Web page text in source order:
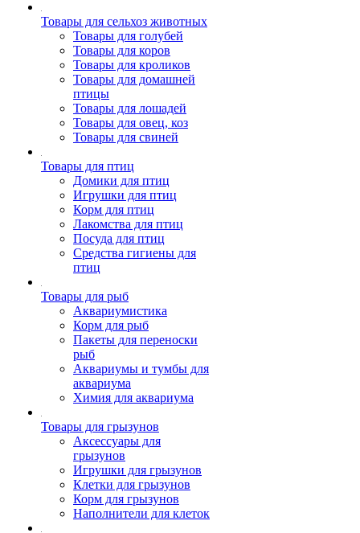
Товары для сельхоз животных
Товары для голубей
Товары для коров
Товары для кроликов
Товары для домашней
птицы
Товары для лошадей
Товары для овец, коз
Товары для свиней
Товары для птиц
Домики для птиц
Игрушки для птиц
Корм для птиц
Лакомства для птиц
Посуда для птиц
Средства гигиены для
птиц
Товары для рыб
Аквариумистика
Корм для рыб
Пакеты для переноски
рыб
Аквариумы и тумбы для
аквариума
Химия для аквариума
Товары для грызунов
Аксессуары для
грызунов
Игрушки для грызунов
Клетки для грызунов
Корм для грызунов
Наполнители для клеток